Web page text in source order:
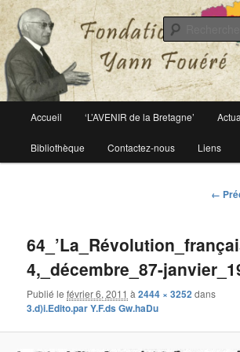
Fondation Yann Fouéré
Le site officiel de la fondation Yann Fouéré
principal
Aller
au
Accueil ‘L’AVENIR de la Bretagne’
Bibliothèque Contactez-nous Liens
←
4,_décembre_87-
Publié lefévrier 6, 2011 à2444 × 3252 dans
3.d)i.Edito.par Y.F.ds Gw.haDu